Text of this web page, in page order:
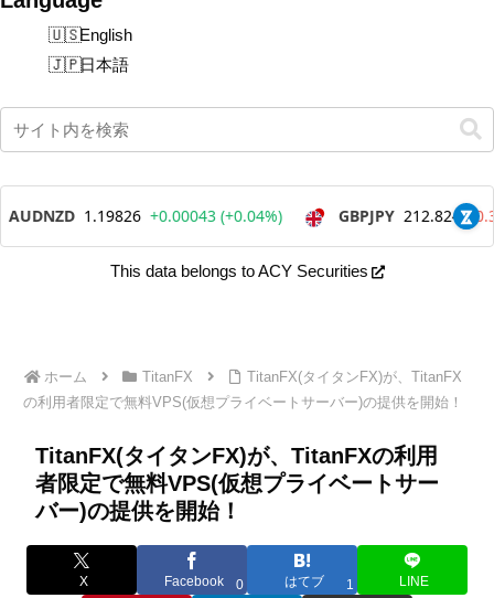
English
日本語
This data belongs to ACY Securities
ホーム TitanFX
TitanFX(タイタンFX)が、TitanFX
の利用者限定で無料VPS(仮想プライベートサーバー)の提供を開始！
TitanFX(タイタンFX)が、TitanFXの利用
者限定で無料VPS(仮想プライベートサー
バー)の提供を開始！
X Facebook 0 はてブ 1 LINE